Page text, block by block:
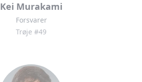
Kei Murakami
Forsvarer
Trøje #49